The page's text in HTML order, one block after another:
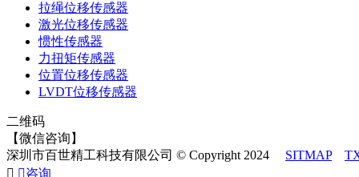
拉绳位移传感器
激光位移传感器
惯性传感器
力扭矩传感器
位置位移传感器
LVDT位移传感器
二维码
【微信咨询】
深圳市百世精工科技有限公司 © Copyright 2024 SITMAP
 咨询